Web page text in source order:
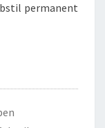
permanent